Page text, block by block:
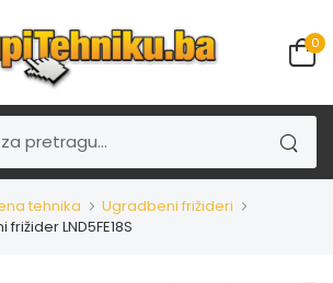
0
tehnika
Ugradbeni frižideri
LND5FE18S